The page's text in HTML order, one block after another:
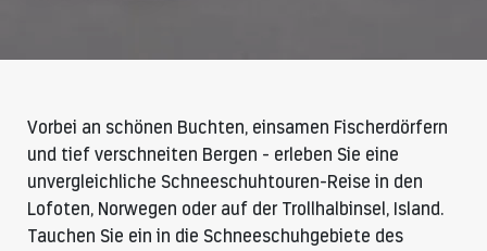
Vorbei an schönen Buchten, einsamen Fischerdörfern
und tief verschneiten Bergen - erleben Sie eine
unvergleichliche Schneeschuhtouren-Reise in den
Lofoten, Norwegen oder auf der Trollhalbinsel, Island.
Tauchen Sie ein in die Schneeschuhgebiete des